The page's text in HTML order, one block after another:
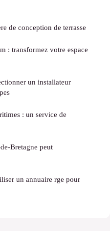
de conception de terrasse
: transformez votre espace
un installateur
: un service de
Bretagne peut
un annuaire rge pour